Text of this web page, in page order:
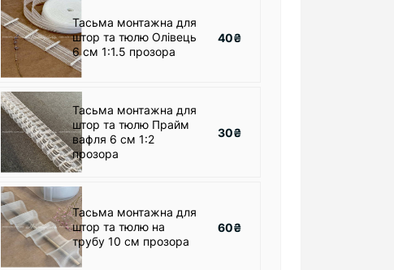
Тасьма монтажна для
штор та тюлю Олівець
6 см 1:1.5 прозора
40₴
Тасьма монтажна для
штор та тюлю Прайм
вафля 6 см 1:2
прозора
30₴
Тасьма монтажна для
штор та тюлю на
трубу 10 см прозора
60₴